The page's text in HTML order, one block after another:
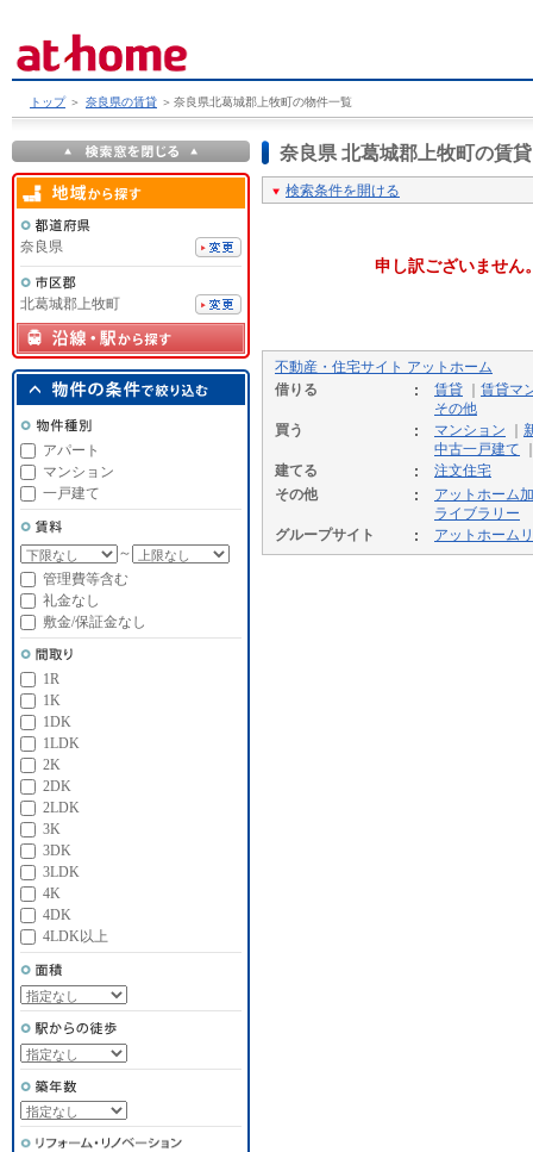
トップ ＞ 奈良県の賃貸 ＞ 奈良県北葛城郡上牧町の物件一覧
奈良県 北葛城郡上牧町の賃
検索条件を開ける
申し訳ございません
不動産・住宅サイト アットホーム
借りる
賃貸
賃貸マ
その他
買う
マンション
中古一戸建て
建てる
注文住宅
その他
アットホーム
ライブラリー
グループサイト
アットホーム
奈良県
北葛城郡上牧町
アパート
マンション
一戸建て
～
管理費等含む
礼金なし
敷金/保証金なし
1R
1K
1DK
1LDK
2K
2DK
2LDK
3K
3DK
3LDK
4K
4DK
4LDK以上